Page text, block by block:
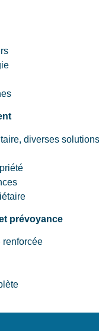
diverses
prévoyance
renforcée